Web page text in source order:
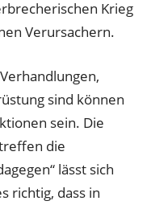
Krieg
Verursachern.
sind können
sein. Die
die
lässt sich
richtig, dass in